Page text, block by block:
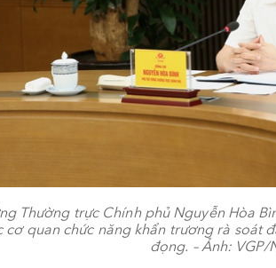
Thường trực Chính phủ Nguyễn Hòa
cơ quan chức năng khẩn trương rà soát
đọng. – Ảnh: VGP/